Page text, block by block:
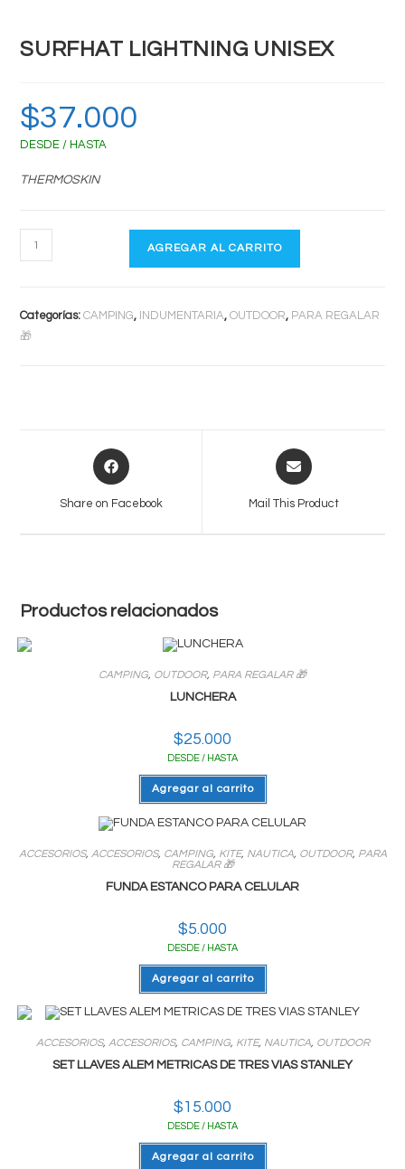
SURFHAT LIGHTNING UNISEX
$37.000
DESDE / HASTA
THERMOSKIN
SURFHAT
LIGHTNING
AGREGAR AL CARRITO
Categorías:CAMPING, INDUMENTARIA,OUTDOOR, PARA REGALAR
🎁
Opens
in
Share on Facebook
Opens
in
Mail This Product
Productos relacionados
CAMPING, OUTDOOR, PARA REGALAR 🎁
LUNCHERA
$25.000
DESDE / HASTA
Agregar al carrito
ACCESORIOS, ACCESORIOS, CAMPING, KITE, NAUTICA, OUTDOOR, PARA
REGALAR 🎁
FUNDA ESTANCO PARA CELULAR
$5.000
DESDE / HASTA
Agregar al carrito
ACCESORIOS, ACCESORIOS, CAMPING, KITE, NAUTICA, OUTDOOR
SET LLAVES ALEM METRICAS DE TRES VIAS STANLEY
$15.000
DESDE / HASTA
Agregar al carrito